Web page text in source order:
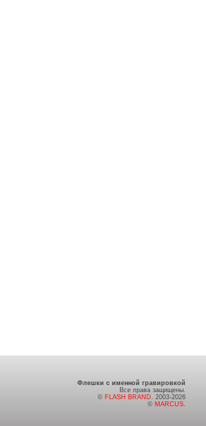
Флешки с именной гравировкой
Все права защищены.
© FLASH BRAND
. 2003-2026
© MARCUS